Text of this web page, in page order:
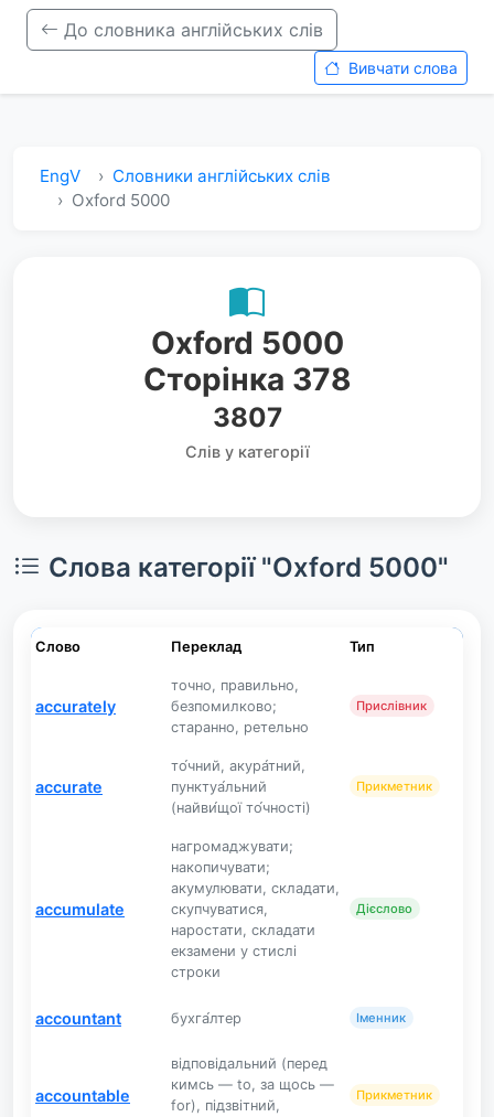
До словника англійських слів
Вивчати слова
EngV
Словники англійських слів
Oxford 5000
Oxford 5000
Сторінка 378
3807
Слів у категорії
Слова категорії "Oxford 5000"
Слово Переклад Тип
accurately
точно, правильно,
безпомилково;
старанно, ретельно
Прислівник
accurate
то́чний, акура́тний,
пунктуа́льний
(найви́щої то́чності)
Прикметник
accumulate
нагромаджувати;
накопичувати;
акумулювати, складати,
скупчуватися,
наростати, складати
екзамени у стислі
строки
Дієслово
accountant бухга́лтер Іменник
accountable
відповідальний (перед
кимсь — to, за щось —
for), підзвітний,
Прикметник